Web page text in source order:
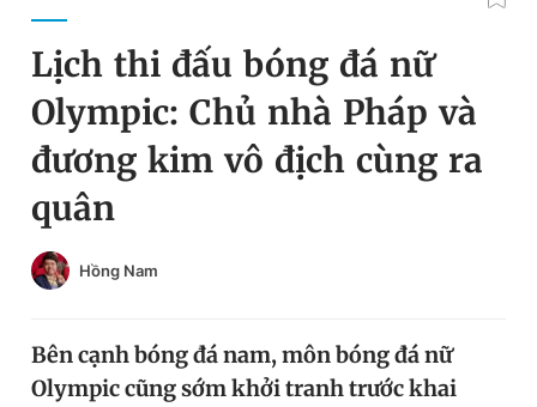
Chuyên mục
Chuyên mục khác
Chào ngày mới
Tin thị trường
Video Magazine
Đổi mật khẩu
Tin đã lưu
Tin đã xem
Lịch thi đấu bóng đá nữ
Olympic: Chủ nhà Pháp và
đương kim vô địch cùng ra
quân
Hồng Nam
Bên cạnh bóng đá nam, môn bóng đá nữ
Olympic cũng sớm khởi tranh trước khai